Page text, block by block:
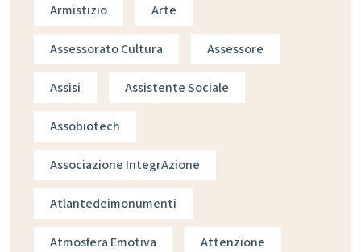
Armistizio Arte
Assessorato Cultura Assessore
Assisi Assistente Sociale
Assobiotech
Associazione IntegrAzione
Atlantedeimonumenti
Atmosfera Emotiva Attenzione